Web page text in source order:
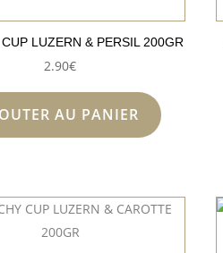
LUZERN & PERSIL 200GR
2.90€
AU PANIER